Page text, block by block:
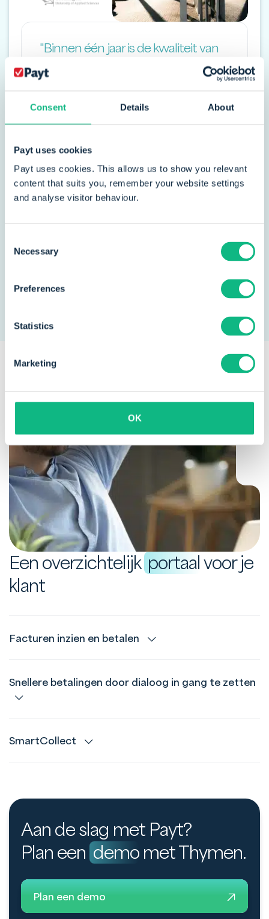
Consent Details About
Payt uses cookies
Payt uses cookies. This allows us to show you relevant
content that suits you, remember your website settings
and analyse visitor behaviour.
Selection
Necessary
Preferences
Statistics
Marketing
OK
"Binnen één jaar is de kwaliteit van
onze debiteurenportefeuille sterk
verbeterd. Maar nog belangrijker: de
klanttevredenheid over de
communicatie en het contact over
verbeterd. Dat telt voor onze
organisatie veel meer."
Een overzichtelijk portaal voor je
klant
Facturen inzien en betalen
Snellere betalingen door dialoog in gang te zetten
SmartCollect
Aan de slag met Payt?
Plan een demo met Thymen.
Plan een demo